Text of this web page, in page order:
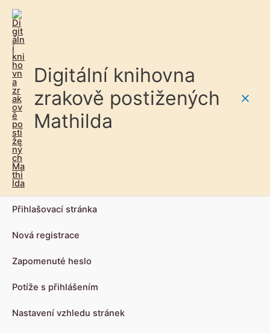
Digitální knihovna
zrakově postižených
Mathilda
Přihlašovací stránka
Nová registrace
Zapomenuté heslo
Potíže s přihlášením
Nastavení vzhledu stránek